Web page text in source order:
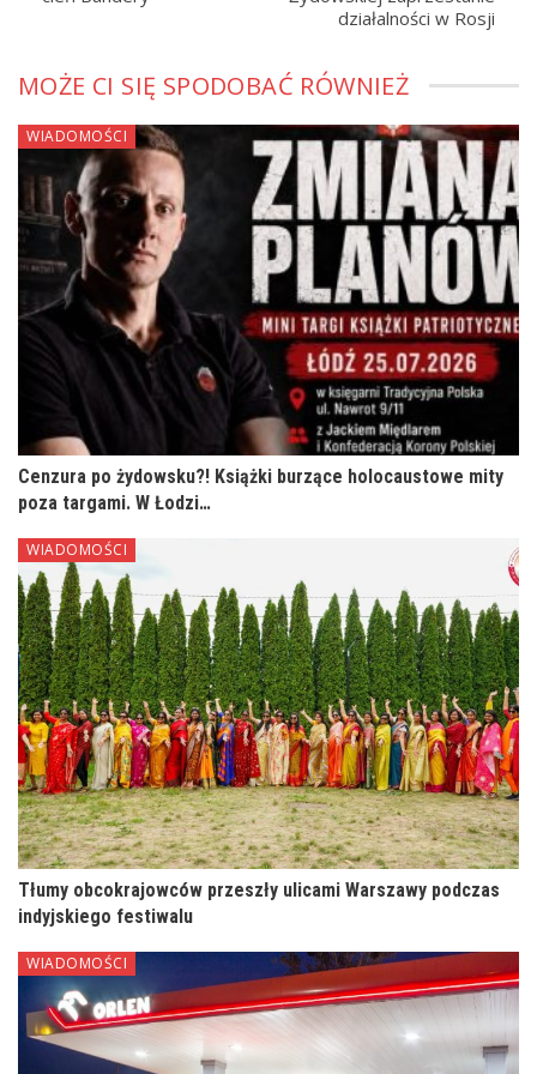
działalności w Rosji
MOŻE CI SIĘ SPODOBAĆ RÓWNIEŻ
WIADOMOŚCI
Cenzura po żydowsku?! Książki burzące holocaustowe mity
poza targami. W Łodzi…
WIADOMOŚCI
Tłumy obcokrajowców przeszły ulicami Warszawy podczas
indyjskiego festiwalu
WIADOMOŚCI